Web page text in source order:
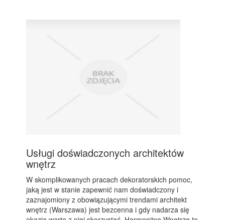
Usługi doświadczonych architektów
wnętrz
W skomplikowanych pracach dekoratorskich pomoc,
jaką jest w stanie zapewnić nam doświadczony i
zaznajomiony z obowiązującymi trendami architekt
wnętrz (Warszawa) jest bezcenna i gdy nadarza się